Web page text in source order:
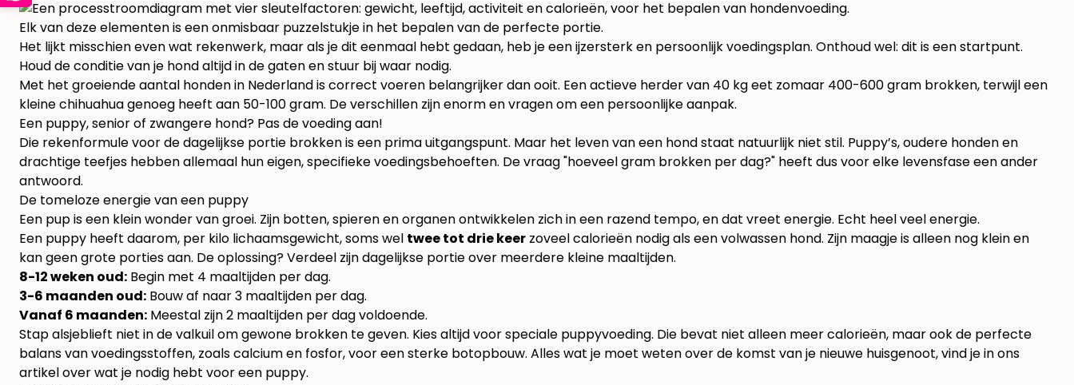
Elk van deze elementen is een onmisbaar puzzelstukje in het bepalen van de perfecte portie.
Het lijkt misschien even wat rekenwerk, maar als je dit eenmaal hebt gedaan, heb je een ijzersterk en persoonlijk voedingsplan. Onthoud wel: dit is een startpunt.
Houd de conditie van je hond altijd in de gaten en stuur bij waar nodig.
Met het groeiende aantal honden in Nederland is correct voeren belangrijker dan ooit. Een actieve herder van 40 kg eet zomaar 400-600 gram brokken, terwijl een
kleine chihuahua genoeg heeft aan 50-100 gram. De verschillen zijn enorm en vragen om een persoonlijke aanpak.
Een puppy, senior of zwangere hond? Pas de voeding aan!
Die rekenformule voor de dagelijkse portie brokken is een prima uitgangspunt. Maar het leven van een hond staat natuurlijk niet stil. Puppy’s, oudere honden en
drachtige teefjes hebben allemaal hun eigen, specifieke voedingsbehoeften. De vraag "hoeveel gram brokken per dag?" heeft dus voor elke levensfase een ander
antwoord.
De tomeloze energie van een puppy
Een pup is een klein wonder van groei. Zijn botten, spieren en organen ontwikkelen zich in een razend tempo, en dat vreet energie. Echt heel veel energie.
Een puppy heeft daarom, per kilo lichaamsgewicht, soms wel twee tot drie keer zoveel calorieën nodig als een volwassen hond. Zijn maagje is alleen nog klein en
kan geen grote porties aan. De oplossing? Verdeel zijn dagelijkse portie over meerdere kleine maaltijden.
8-12 weken oud: Begin met 4 maaltijden per dag.
3-6 maanden oud: Bouw af naar 3 maaltijden per dag.
Vanaf 6 maanden: Meestal zijn 2 maaltijden per dag voldoende.
Stap alsjeblieft niet in de valkuil om gewone brokken te geven. Kies altijd voor speciale puppyvoeding. Die bevat niet alleen meer calorieën, maar ook de perfecte
balans van voedingsstoffen, zoals calcium en fosfor, voor een sterke botopbouw. Alles wat je moet weten over de komst van je nieuwe huisgenoot, vind je in ons
artikel overwat je nodig hebt voor een puppy.